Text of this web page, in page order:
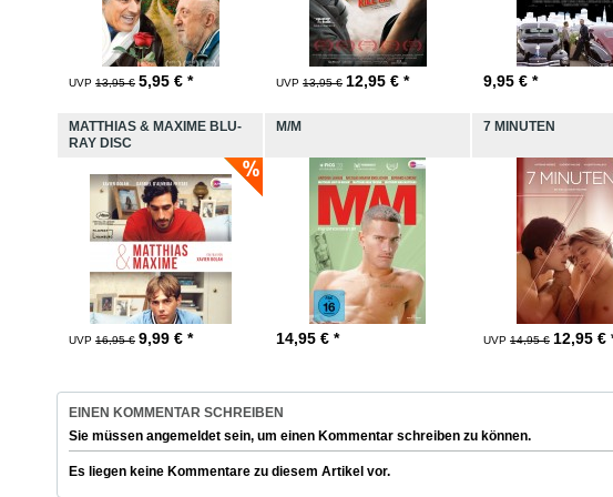
UVP 13,95 € 5,95 € * UVP 13,95 € 12,95 € * 9,95 € *
MATTHIAS & MAXIME BLU-
RAY DISC
UVP 16,95 € 9,99 € *
M/M
14,95 € *
7 MINUTEN
UVP 14,95 € 12,95 €
EINEN KOMMENTAR SCHREIBEN
Sie müssen angemeldet sein, um einen Kommentar schreiben zu können.
Es liegen keine Kommentare zu diesem Artikel vor.